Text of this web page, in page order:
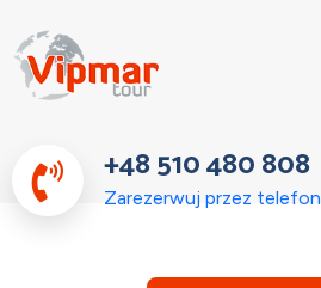
+48 510 480 808
Zarezerwuj przez telefon